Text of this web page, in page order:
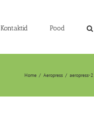
Kontaktid Pood
Home / Aeropress / aeropress-2